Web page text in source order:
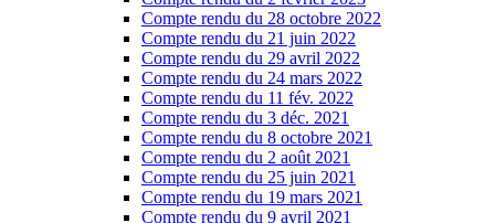
Compte rendu du 28 octobre 2022
Compte rendu du 21 juin 2022
Compte rendu du 29 avril 2022
Compte rendu du 24 mars 2022
Compte rendu du 11 fév. 2022
Compte rendu du 3 déc. 2021
Compte rendu du 8 octobre 2021
Compte rendu du 2 août 2021
Compte rendu du 25 juin 2021
Compte rendu du 19 mars 2021
Compte rendu du 9 avril 2021